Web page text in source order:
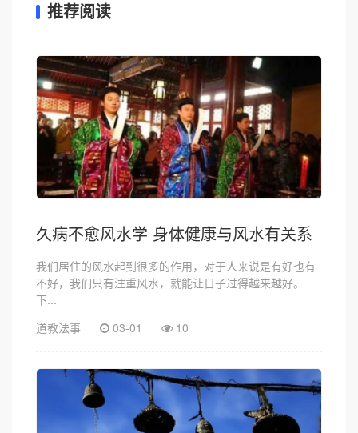
推荐阅读
久病不愈风水学 身体健康与风水有关系
我们居住的风水起到很多的作用，对于人来说是有好也有
不好，我们只有注重风水，就能让日子过得越来越好。
下...
道教法事
03-01 10